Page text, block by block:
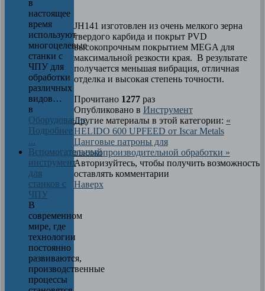
JH141 изготовлен из очень мелкого зерна
твердого карбида и покрыт PVD
высокопрочным покрытием MEGA для
максимальной резкости края. В результате
получается меньшая вибрация, отличная
отделка и высокая степень точности.
Прочитано 1277раз
Опубликовано в Инструмент
Другие материалы в этой категории: «
HELIDO 600 UPFEED от Iscar Metals
Цанговые патроны для
высокопроизводительной обработки »
Авторизуйтесь, чтобы получить возможность
оставлять комментарии
Наверх
в
настоящее
время
используют
многоцелевые
станки с
ЧПУ для
обработки
различных
видов…
в
Оборудование
Подробнее
...
Вспомогательный
инструмент
для
станков с
ЧПУ
В
современном
мире, где
технологии
постоянно
развиваются,
производственные
процессы